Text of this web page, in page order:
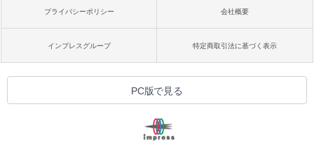
プライバシーポリシー 会社概要
インプレスグループ 特定商取引法に基づく表示
PC版で見る